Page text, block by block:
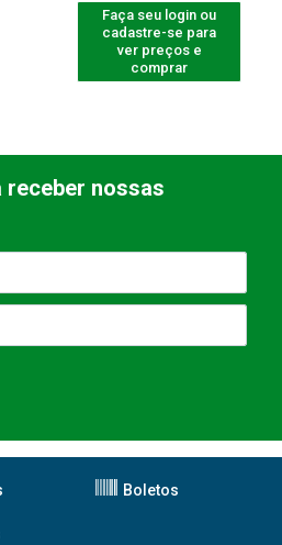
Faça seu login ou
cadastre-se para
ver preços e
comprar
receber nossas
Boletos